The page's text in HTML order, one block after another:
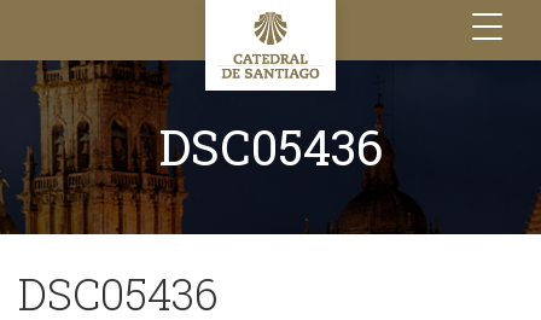
Toggle
navigation
DSC05436
DSC05436